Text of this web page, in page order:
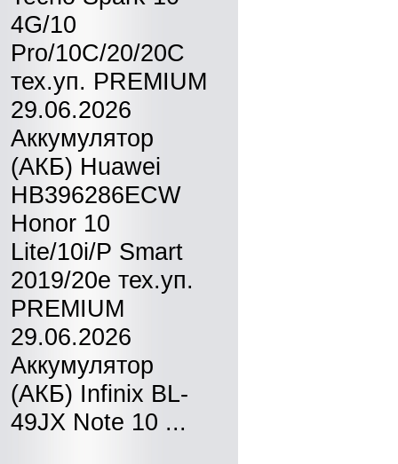
4G/10
Pro/10C/20/20C
тех.уп. PREMIUM
29.06.2026
Аккумулятор
(АКБ) Huawei
HB396286ECW
Honor 10
Lite/10i/P Smart
2019/20e тех.уп.
PREMIUM
29.06.2026
Аккумулятор
(АКБ) Infinix BL-
49JX Note 10 ...